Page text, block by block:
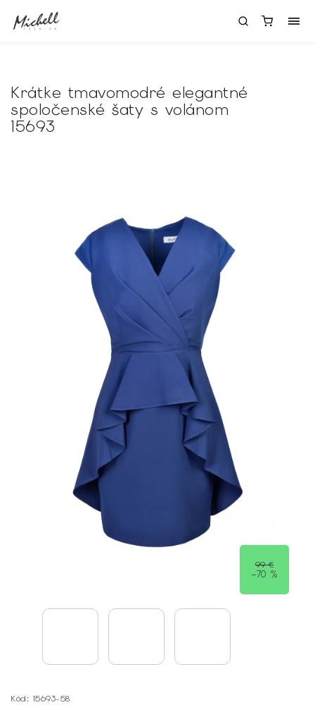
Krátke tmavomodré elegantné
spoločenské šaty s volánom
15693
99 €
–70 %
Kód: 15693-58